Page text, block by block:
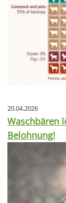
20.04.2026
Waschbären
Belohnung!